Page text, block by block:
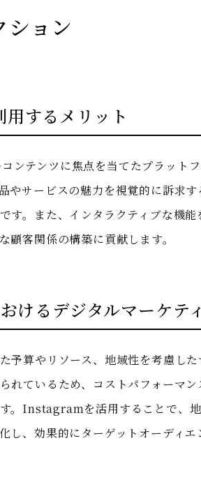
ション
するメリット
ンテンツに焦点を当てたプラット
やサービスの魅力を視覚的に訴求
す。また、インタラクティブな機
顧客関係の構築に貢献します。
けるデジタルマーケテ
予算やリソース、地域性を考慮した
れているため、コストパフォーマ
。Instagramを活用することで、
し、効果的にターゲットオーディ